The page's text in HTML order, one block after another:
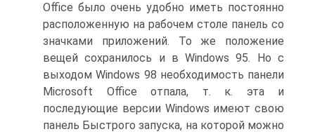
Office было очень удобно иметь постоянно
расположенную на рабочем столе панель со
значками приложений. То же положение
вещей сохранилось и в Windows 95. Но с
выходом Windows 98 необходимость панели
Microsoft Office отпала, т. к. эта и
последующие версии Windows имеют свою
панель Быстрого запуска, на которой можно